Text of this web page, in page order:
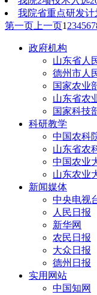
我院省重点研发
第一页 上一页1 234567
政府机构
山东省人
德州市人
国家农业
山东省农
国家科技
科研教学
中国农科
山东省农
中国农业
山东农业
新闻媒体
中央电视
人民日报
新华网
农民日报
大众日报
德州日报
实用网站
中国知网